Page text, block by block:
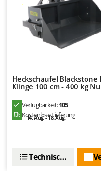
Heckschaufel Blackstone
Klinge 100 cm - 400 kg
Verfügbarkeit:105
Kostenlose Lieferung
14. Aug. - 18. Aug.
Technische Daten